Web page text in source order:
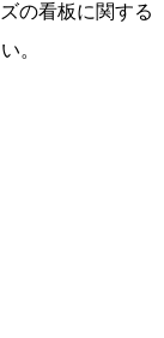
の看板に関する
。